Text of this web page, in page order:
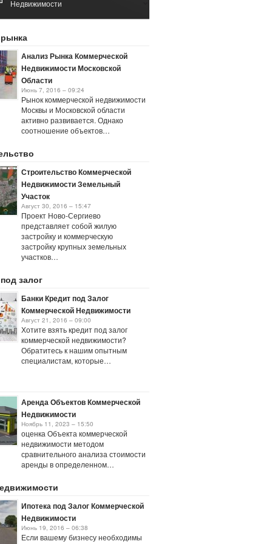
Недвижимости
Коммерческой Недвижимости
Апрель 11, 2016 – 09:37
Анализ Рынка Коммерческой
Недвижимости Московской
Области
Июнь 7, 2016 – 09:24
Рынок коммерческой недвижимости
Москвы и Московской области
активно развивается. Однако
соотношение объектов…
Строительство Коммерческой
Недвижимости Земельный
Участок
Август 30, 2016 – 15:47
Проект Ново-Сергиево
представляет собой жилую
застройку и коммерческую
застройку крупных земельных
участков…
залог
Банки Кредит под Залог
Коммерческой Недвижимости
Август 21, 2016 – 09:00
Хотите взять кредит под залог
коммерческой недвижимости?
Обратитесь к нашим опытным
специалистам, которые…
Аренда Объектов Коммерческой
Недвижимости
Ноябрь 11, 2023 – 15:50
оценка Объекта коммерческой
недвижимости методом
сравнительного анализа стоимости
аренды в определенном…
Ипотека под Залог Коммерческой
Недвижимости
Июнь 19, 2016 – 06:38
Если вашему бизнесу необходимы